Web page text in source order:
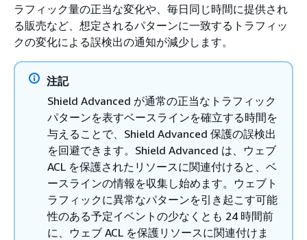
ラフィック量の正当な変化や、毎日同じ時間に提供され
る販売など、想定されるパターンに一致するトラフィッ
クの変化による誤検出の通知が減少します。
注記
Shield Advanced が通常の正当なトラフィック
パターンを表すベースラインを確立する時間を
与えることで、Shield Advanced 保護の誤検出
を回避できます。Shield Advanced は、ウェブ
ACL を保護されたリソースに関連付けると、ベ
ースラインの情報を収集し始めます。ウェブト
ラフィックに異常なパターンを引き起こす可能
性のある予定イベントの少なくとも 24 時間前
に、ウェブ ACL を保護リソースに関連付けま